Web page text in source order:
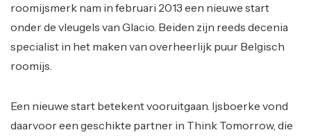
roomijsmerk nam in februari 2013 een nieuwe start
onder de vleugels van Glacio. Beiden zijn reeds decenia
specialist in het maken van overheerlijk puur Belgisch
roomijs.
Een nieuwe start betekent vooruitgaan. Ijsboerke vond
daarvoor een geschikte partner in Think Tomorrow, die